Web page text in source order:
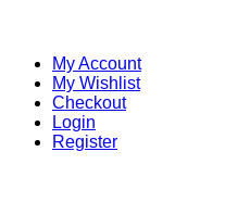
My Account
My Wishlist
Checkout
Login
Register